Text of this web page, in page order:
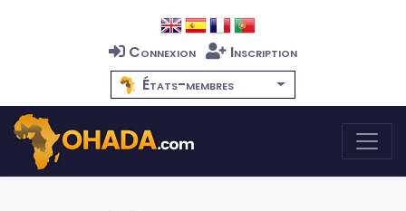
Connexion
Inscription
États-membres